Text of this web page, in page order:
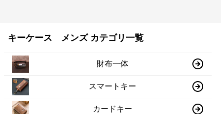
キーケース メンズ カテゴリ一覧
財布一体
スマートキー
カードキー